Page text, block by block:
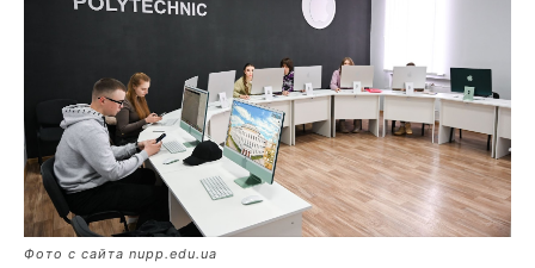
Фото с сайта nupp.edu.ua